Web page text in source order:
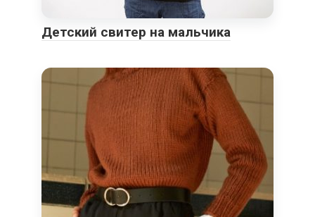
Детский свитер на мальчика